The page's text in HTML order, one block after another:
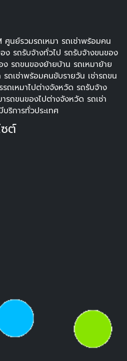
ศูนย์รวมรถเหมา รถเช่าพร้อมคน
ง รถรับจ้างทั่วไป รถรับจ้างขนของ
ง รถขนของย้ายบ้าน รถเหมาย้าย
ถเช่าพร้อมคนขับรายวัน เช่ารถขน
ถเหมาไปต่างจังหวัด รถรับจ้าง
รถขนของไปต่างจังหวัด รถเช่า
ริการทั่วประเทศ
ต์